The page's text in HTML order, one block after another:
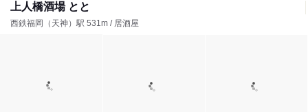
上人橋酒場 とと
西鉄福岡（天神）駅 531m / 居酒屋